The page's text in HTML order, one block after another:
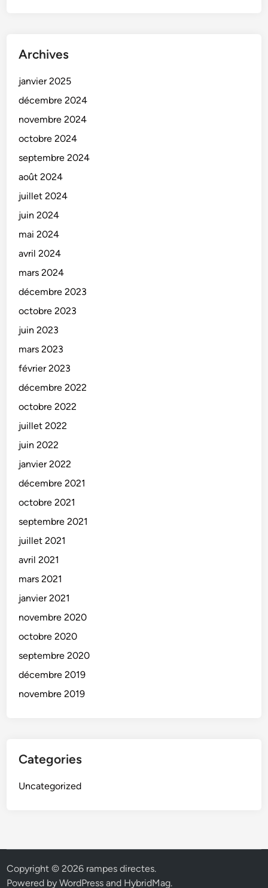
Archives
janvier 2025
décembre 2024
novembre 2024
octobre 2024
septembre 2024
août 2024
juillet 2024
juin 2024
mai 2024
avril 2024
mars 2024
décembre 2023
octobre 2023
juin 2023
mars 2023
février 2023
décembre 2022
octobre 2022
juillet 2022
juin 2022
janvier 2022
décembre 2021
octobre 2021
septembre 2021
juillet 2021
avril 2021
mars 2021
janvier 2021
novembre 2020
octobre 2020
septembre 2020
décembre 2019
novembre 2019
Categories
Uncategorized
Copyright © 2026 rampes directes.
Powered byWordPress and HybridMag.